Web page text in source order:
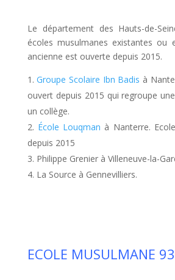
Le département des Hauts-de-
écoles musulmanes existantes ou
ancienne est ouverte depuis 2015.
Groupe Scolaire Ibn Badis à
ouvert depuis 2015 qui regroupe
un collège.
École Louqman à Nanterre.
depuis 2015
Philippe Grenier à Villeneuve-la-
La Source à Gennevilliers.
ECOLE MUSULMANE 93